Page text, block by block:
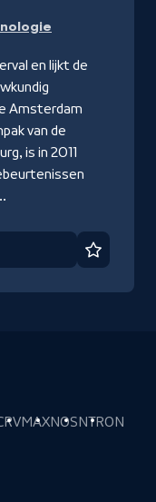
en lijkt de
Amsterdam
van de
is in 2011
MAXNOSNTRON